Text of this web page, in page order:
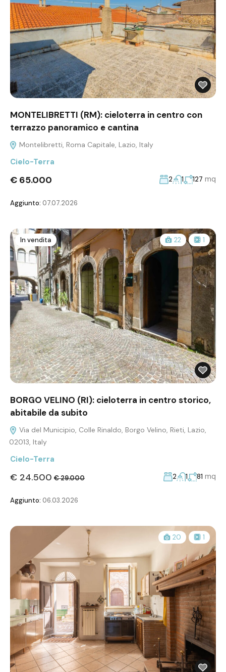
MONTELIBRETTI (RM): cieloterra in centro con
terrazzo panoramico e cantina
Montelibretti, Roma Capitale, Lazio, Italy
Cielo-Terra
€ 65.000 2 1 127 mq
Aggiunto: 07.07.2026
In vendita 22 1
BORGO VELINO (RI): cieloterra in centro storico,
abitabile da subito
Via del Municipio, Colle Rinaldo, Borgo Velino, Rieti, Lazio,
02013, Italy
Cielo-Terra
€ 24.500 € 29.000 2 1 81 mq
Aggiunto: 06.03.2026
20 1